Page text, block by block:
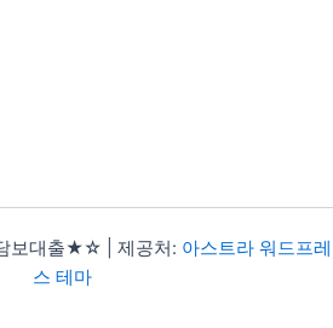
보대출★☆ | 제공처: 아스트라 워드프레
스 테마